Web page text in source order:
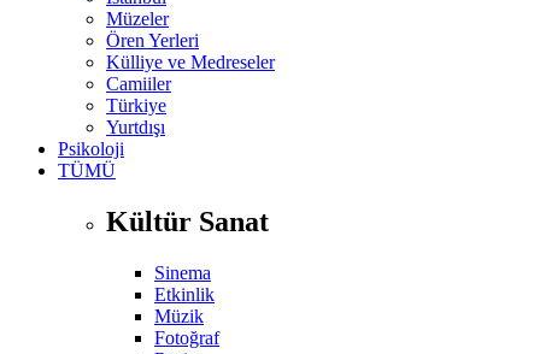
Müzeler
Ören Yerleri
Külliye ve Medreseler
Camiiler
Türkiye
Yurtdışı
Psikoloji
TÜMÜ
Kültür Sanat
Sinema
Etkinlik
Müzik
Fotoğraf